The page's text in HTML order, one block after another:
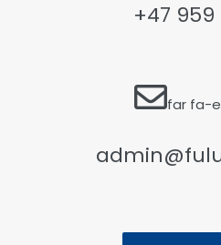
+47 959
far fa-